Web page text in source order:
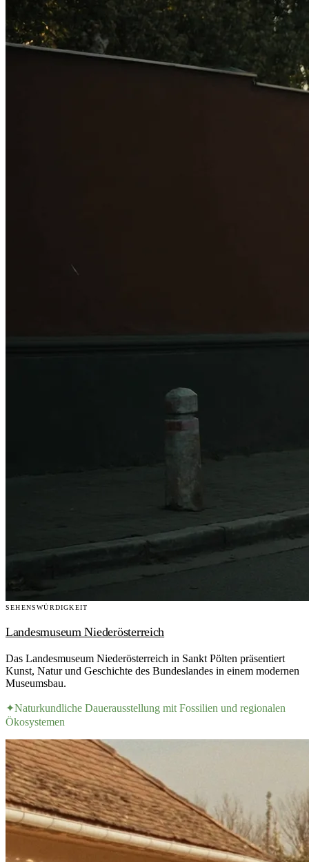
SEHENSWÜRDIGKEIT
Landesmuseum Niederösterreich
Das Landesmuseum Niederösterreich in Sankt Pölten präsentiert
Kunst, Natur und Geschichte des Bundeslandes in einem modernen
Museumsbau.
✦Naturkundliche Dauerausstellung mit Fossilien und regionalen
Ökosystemen